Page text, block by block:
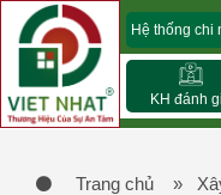
Hệ thống chi
KH đánh
Trang chủ »